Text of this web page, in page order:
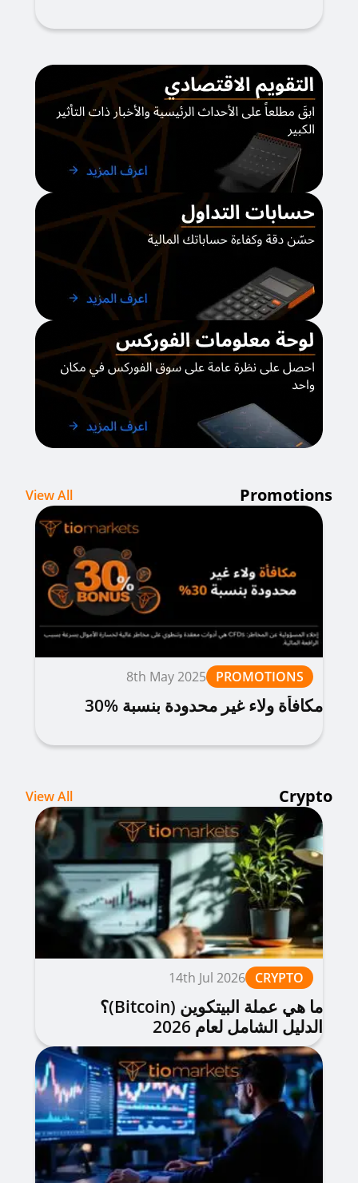
Promotions
View All
PROMOTIONS
8th May 2025
مكافأة ولاء غير محدودة بنسبة %30
Crypto
View All
CRYPTO
14th Jul 2026
ما هي عملة البيتكوين (Bitcoin)؟
الدليل الشامل لعام 2026